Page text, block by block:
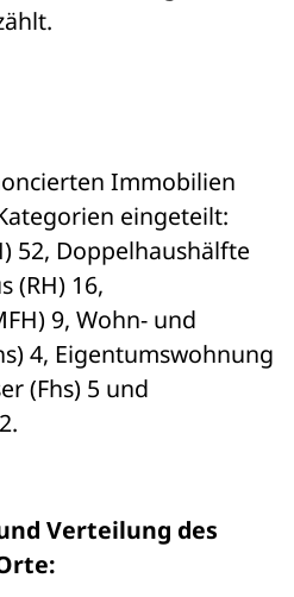
Immobilien
eingeteilt:
52, Doppelhaushälfte
(RH) 16,
9, Wohn- und
4, Eigentumswohnung
(Fhs) 5 und
Verteilung des